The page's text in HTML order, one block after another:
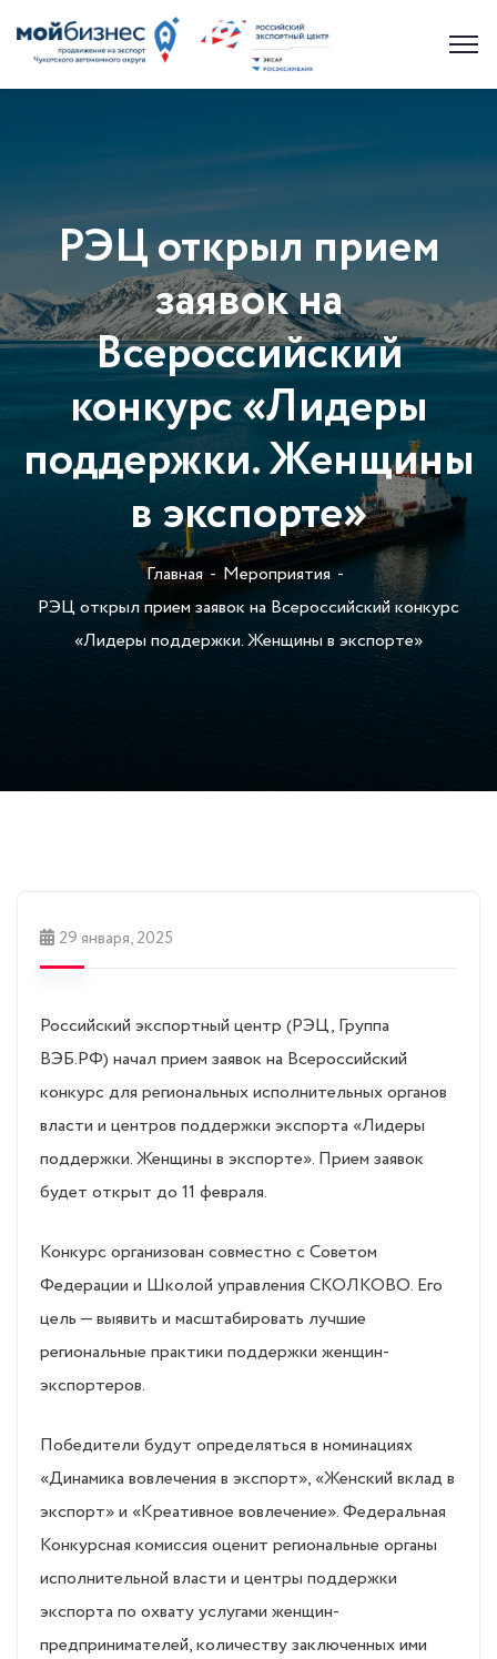
РЭЦ открыл прием
заявок на
Всероссийский
конкурс «Лидеры
поддержки. Женщины
в экспорте»
Главная
Мероприятия
РЭЦ открыл прием заявок на Всероссийский конкурс
«Лидеры поддержки. Женщины в экспорте»
29 января, 2025
Российский экспортный центр (РЭЦ, Группа
ВЭБ.РФ) начал прием заявок на Всероссийский
конкурс для региональных исполнительных органов
власти и центров поддержки экспорта «Лидеры
поддержки. Женщины в экспорте». Прием заявок
будет открыт до 11 февраля.
Конкурс организован совместно с Советом
Федерации и Школой управления СКОЛКОВО. Его
цель — выявить и масштабировать лучшие
региональные практики поддержки женщин-
экспортеров.
Победители будут определяться в номинациях
«Динамика вовлечения в экспорт», «Женский вклад в
экспорт» и «Креативное вовлечение». Федеральная
Конкурсная комиссия оценит региональные органы
исполнительной власти и центры поддержки
экспорта по охвату услугами женщин-
предпринимателей, количеству заключенных ими